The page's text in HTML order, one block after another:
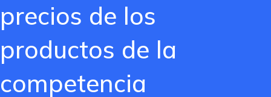
precios de los
productos de la
competencia